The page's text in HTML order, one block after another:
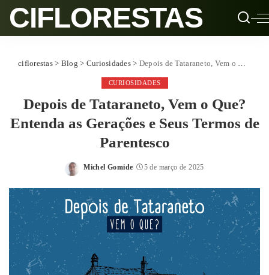
CIFLORESTAS
ciflorestas> Blog > Curiosidades> Depois de Tataraneto, Vem o Que? Entenda as Gerações e Seus Termos de Parentesco
CURIOSIDADES
Depois de Tataraneto, Vem o Que?
Entenda as Gerações e Seus Termos de
Parentesco
Posted
Michel Gomide 5 de março de 2025